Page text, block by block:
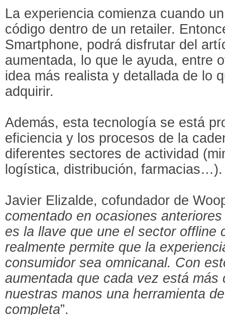
La experiencia comienza cuando
código dentro de un retailer.
Smartphone, podrá disfrutar del
aumentada, lo que le ayuda, entre
idea más realista y detallada de lo
adquirir.
Además, esta tecnología se está
eficiencia y los procesos de la
diferentes sectores de actividad
logística, distribución, farmacias…).
Javier Elizalde, cofundador de
comentado en ocasiones
es la llave que une el sector offline
realmente permite que la
consumidor sea omnicanal. Con
aumentada que cada vez está
nuestras manos una herramienta
completa”.